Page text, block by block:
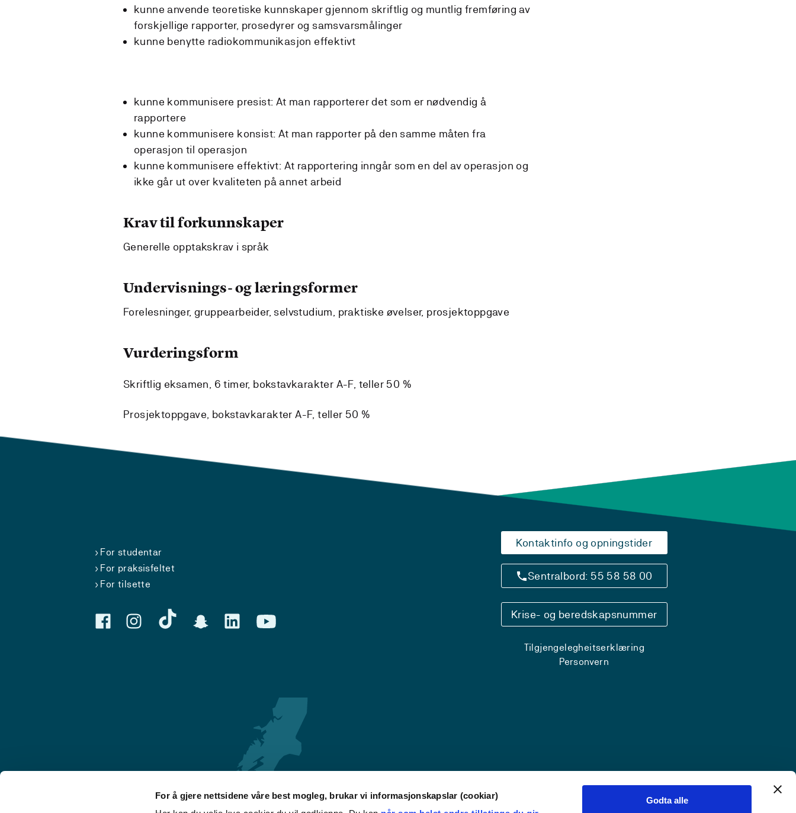
For å gjere nettsidene våre best mogleg, brukar vi informasjonskapslar (cookiar)
Godta alle
kunne anvende teoretiske kunnskaper gjennom skriftlig og muntlig fremføring av
forskjellige rapporter, prosedyrer og samsvarsmålinger
kunne benytte radiokommunikasjon effektivt
kunne kommunisere presist: At man rapporterer det som er nødvendig å
rapportere
kunne kommunisere konsist: At man rapporter på den samme måten fra
operasjon til operasjon
kunne kommunisere effektivt: At rapportering inngår som en del av operasjon og
ikke går ut over kvaliteten på annet arbeid
Krav til forkunnskaper
Generelle opptakskrav i språk
Undervisnings- og læringsformer
Forelesninger, gruppearbeider, selvstudium, praktiske øvelser, prosjektoppgave
Vurderingsform
Skriftlig eksamen, 6 timer, bokstavkarakter A-F, teller 50 %
Prosjektoppgave, bokstavkarakter A-F, teller 50 %
For studentar
For praksisfeltet
For tilsette
Kontaktinfo og opningstider
Sentralbord: 55 58 58 00
Krise- og beredskapsnummer
Tilgjengelegheitserklæring
Personvern